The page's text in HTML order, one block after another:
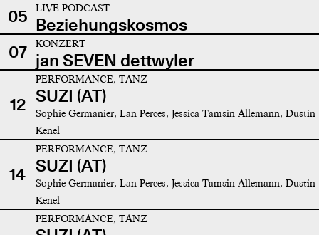
05 LIVE-PODCAST
Beziehungskosmos
07
KONZERT
jan SEVEN dettwyler
12
PERFORMANCE, TANZ
SUZI (AT)
Sophie Germanier, Lan Perces, Jessica Tamsin Allemann, Dustin
Kenel
14
PERFORMANCE, TANZ
SUZI (AT)
Sophie Germanier, Lan Perces, Jessica Tamsin Allemann, Dustin
Kenel
PERFORMANCE, TANZ